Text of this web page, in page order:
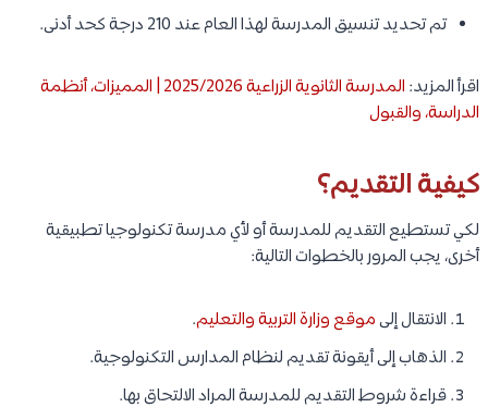
تم تحديد تنسيق المدرسة لهذا العام عند 210 درجة كحد أدنى.
اقرأ المزيد:
المدرسة الثانوية الزراعية 2025/2026 | المميزات، أنظمة
الدراسة، والقبول
كيفية التقديم؟
لكي تستطيع التقديم للمدرسة أو لأي مدرسة تكنولوجيا تطبيقية
أخرى، يجب المرور بالخطوات التالية:
الانتقال إلىموقع وزارة التربية والتعليم.
الذهاب إلى أيقونة تقديم لنظام المدارس التكنولوجية.
قراءة شروط التقديم للمدرسة المراد الالتحاق بها.